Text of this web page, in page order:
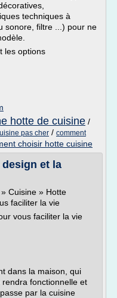
techniques à
sonore, filtre ...) pour ne
les options
hotte de cuisine /
pas cher / comment
choisir hotte cuisine
et la
Cuisine » Hotte
faciliter la vie
vous faciliter la vie
dans la maison, qui
fonctionnelle et
par la cuisine